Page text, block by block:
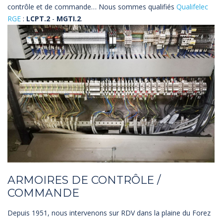
contrôle et de commande… Nous sommes qualifiés Qualifelec
RGE : LCPT.2 - MGTI.2.
ARMOIRES DE CONTRÔLE /
COMMANDE
Depuis 1951, nous intervenons sur RDV dans la plaine du Forez